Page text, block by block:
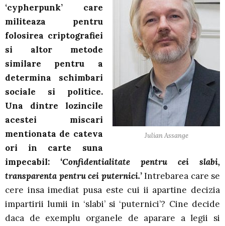
Julian Assange
‘cypherpunk’ care
militeaza pentru
folosirea criptografiei
si altor metode
similare pentru a
determina schimbari
sociale si politice.
Una dintre lozincile
acestei miscari
mentionata de cateva
ori in carte suna
impecabil: ‘Confidentialitate pentru cei slabi,
transparenta pentru cei puternici.’ Intrebarea care se
cere insa imediat pusa este cui ii apartine decizia
impartirii lumii in ‘slabi’ si ‘puternici’? Cine decide
daca de exemplu organele de aparare a legii si